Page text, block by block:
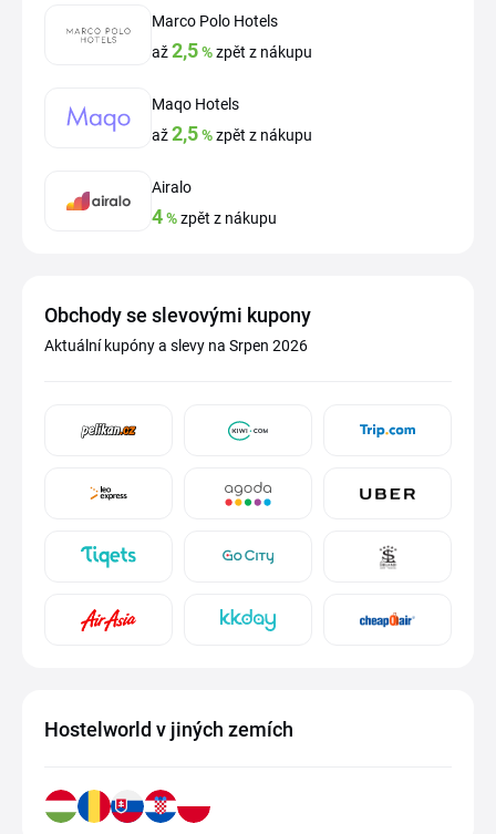
Marco Polo Hotels
až2,5%zpět z nákupu
Maqo Hotels
až2,5%zpět z nákupu
Airalo
4%zpět z nákupu
Obchody se slevovými kupony
Aktuální kupóny a slevy na Srpen 2026
Hostelworld v jiných zemích